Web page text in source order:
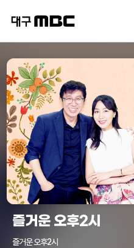
즐거운 오후2시
즐거운 오후2시